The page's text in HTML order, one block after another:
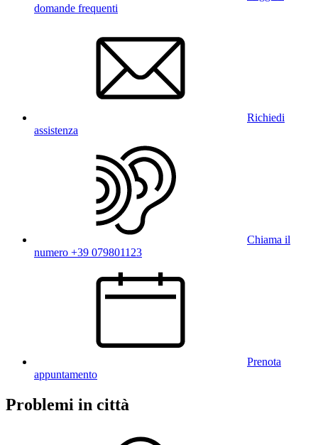
domande frequenti
Richiedi
assistenza
Chiama il
numero +39 079801123
Prenota
appuntamento
Problemi in città